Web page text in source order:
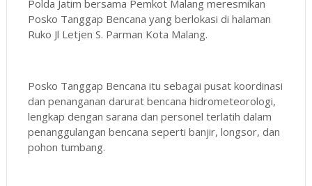
Polda Jatim bersama Pemkot Malang meresmikan
Posko Tanggap Bencana yang berlokasi di halaman
Ruko Jl Letjen S. Parman Kota Malang.
Posko Tanggap Bencana itu sebagai pusat koordinasi
dan penanganan darurat bencana hidrometeorologi,
lengkap dengan sarana dan personel terlatih dalam
penanggulangan bencana seperti banjir, longsor, dan
pohon tumbang.